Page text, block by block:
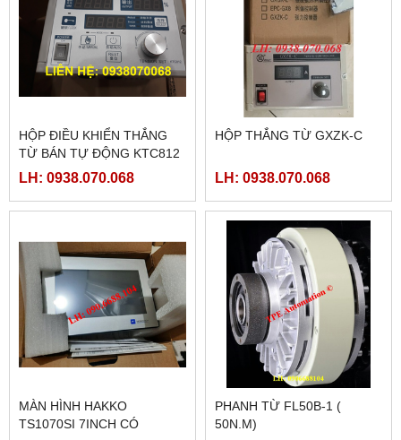
HỘP ĐIỀU KHIỂN THẮNG
TỪ BÁN TỰ ĐỘNG KTC812
LH: 0938.070.068
HỘP THẮNG TỪ GXZK-C
LH: 0938.070.068
MÀN HÌNH HAKKO
TS1070SI 7INCH CÓ
PHANH TỪ FL50B-1 (
50N.M)